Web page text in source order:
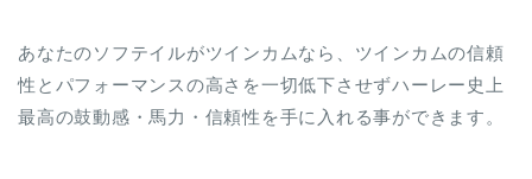
あなたのソフテイルがツインカムなら、ツインカムの信頼
性とパフォーマンスの高さを一切低下させずハーレー史上
最高の鼓動感・馬力・信頼性を手に入れる事ができます。